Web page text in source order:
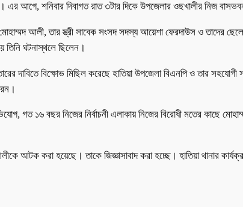
এর আগে, শনিবার দিবাগত রাত ৩টার দিকে উপজেলার ওছখালীর নিজ
আলী, তার স্ত্রী সাবেক সংসদ সদস্য আয়েশা ফেরদাউস ও তাদের
তিনি ঘটনাস্থলে ছিলেন।
দাবিতে বিক্ষোভ মিছিল করেছে হাতিয়া উপজেলা বিএনপি ও তার
গত ১৬ বছর নিজের নির্বাচনী এলাকায় নিজের বিরোধী মতের কাছে
করা হয়েছে। তাকে জিজ্ঞাসাবাদ করা হচ্ছে। হাতিয়া থানার